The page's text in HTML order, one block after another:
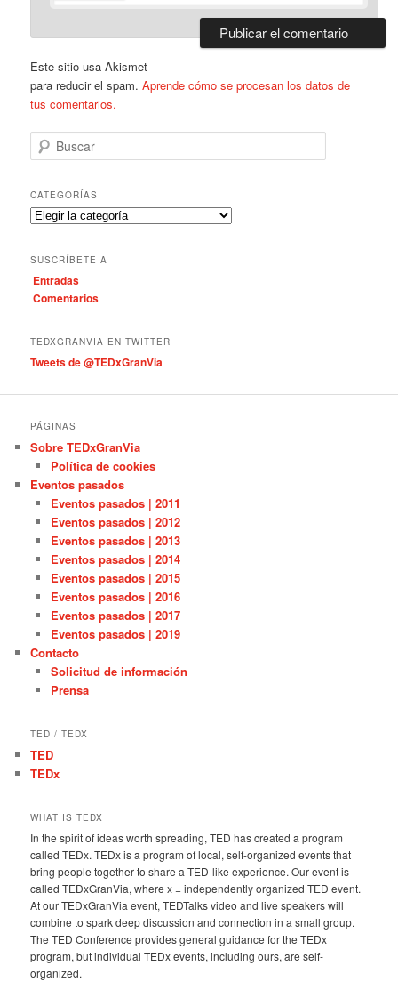
Este sitio usa Akismet
para reducir el spam.Aprende cómo se procesan los datos de
tus comentarios.
u
c
a
r
CATEGORÍAS
C
e
g
o
a
s
SUSCRÍBETE A
Entradas
Comentarios
TEDXGRANVIA EN TWITTER
Tweets de @TEDxGranVia
PÁGINAS
Sobre TEDxGranVia
Política de cookies
Eventos pasados
Eventos pasados | 2011
Eventos pasados | 2012
Eventos pasados | 2013
Eventos pasados | 2014
Eventos pasados | 2015
Eventos pasados | 2016
Eventos pasados | 2017
Eventos pasados | 2019
Contacto
Solicitud de información
Prensa
TED / TEDX
TED
TEDx
WHAT IS TEDX
In the spirit of ideas worth spreading, TED has created a program
called TEDx. TEDx is a program of local, self-organized events that
bring people together to share a TED-like experience. Our event is
called TEDxGranVia, where x = independently organized TED event.
At our TEDxGranVia event, TEDTalks video and live speakers will
combine to spark deep discussion and connection in a small group.
The TED Conference provides general guidance for the TEDx
program, but individual TEDx events, including ours, are self-
organized.